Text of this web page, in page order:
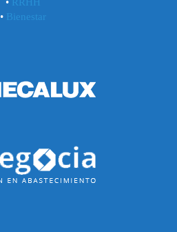
• Bienestar